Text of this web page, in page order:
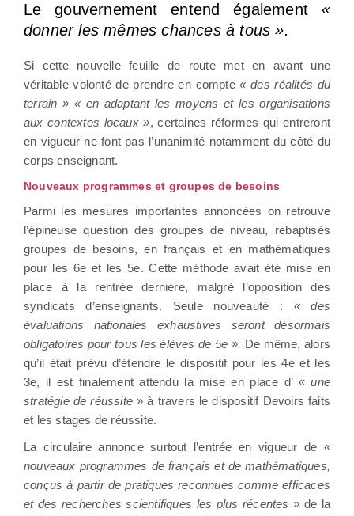
Le gouvernement entend également «
donner les mêmes chances à tous ».
Si cette nouvelle feuille de route met en avant une
véritable volonté de prendre en compte« des réalités du
terrain » « en adaptant les moyens et les organisations
aux contextes locaux », certaines réformes qui entreront
en vigueur ne font pas l’unanimité notamment du côté du
corps enseignant.
Nouveaux programmes et groupes de besoins
Parmi les mesures importantes annoncées on retrouve
l’épineuse question des groupes de niveau, rebaptisés
groupes de besoins, en français et en mathématiques
pour les 6e et les 5e. Cette méthode avait été mise en
place à la rentrée dernière, malgré l’opposition des
syndicats d’enseignants. Seule nouveauté : « des
évaluations nationales exhaustives seront désormais
obligatoires pour tous les élèves de 5e ». De même, alors
qu’il était prévu d’étendre le dispositif pour les 4e et les
3e, il est finalement attendu la mise en place d’ «une
stratégie de réussite » à travers le dispositif Devoirs faits
et les stages de réussite.
La circulaire annonce surtout l’entrée en vigueur de «
nouveaux programmes de français et de mathématiques,
conçus à partir de pratiques reconnues comme efficaces
et des recherches scientifiques les plus récentes » de la